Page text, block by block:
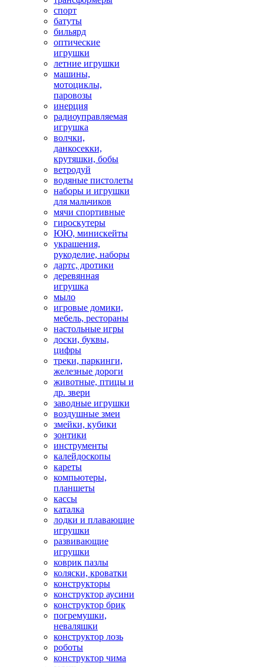
спорт
батуты
бильярд
оптические
игрушки
летние игрушки
машины,
мотоциклы,
паровозы
инерция
радиоуправляемая
игрушка
волчки,
данкосекки,
крутяшки, бобы
ветродуй
водяные пистолеты
наборы и игрушки
для мальчиков
мячи спортивные
гироскутеры
ЮЮ, минискейты
украшения,
рукоделие, наборы
дартс, дротики
деревянная
игрушка
мыло
игровые домики,
мебель, рестораны
настольные игры
доски, буквы,
цифры
треки, паркинги,
железные дороги
животные, птицы и
др. звери
заводные игрушки
воздушные змеи
змейки, кубики
зонтики
инструменты
калейдоскопы
кареты
компьютеры,
планшеты
кассы
каталка
лодки и плавающие
игрушки
развивающие
игрушки
коврик пазлы
коляски, кроватки
конструкторы
конструктор аусини
конструктор брик
погремушки,
неваляшки
конструктор лозь
роботы
конструктор чима